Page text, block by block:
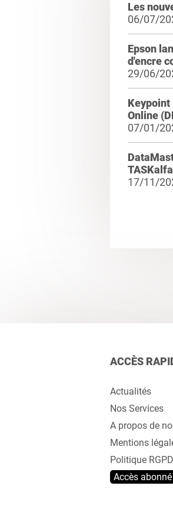
Les
06/07/
Epson
d'encre
29/06/
Online
07/01/
17/11/
ACCÈS
Actualités
Nos Services
A propos de
Mentions
Politique RGPD
Accès abonné